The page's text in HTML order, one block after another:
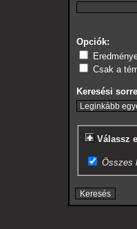
Opciók:
Csak a
Keresési
Válassz
Összes